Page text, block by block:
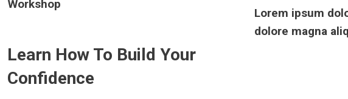
Workshop
Learn How To Build Your
Confidence
Lorem ipsum
dolore magna